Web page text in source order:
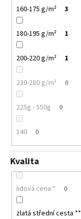
160-175 g/m² 3
180-195 g/m² 1
200-220 g/m² 1
230-280 g/m² 0
225g - 550g 0
140 0
Kvalita
lidová cena * 0
zlatá střední cesta **